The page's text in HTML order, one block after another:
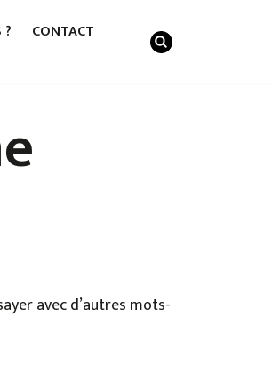
CONTACT
avec d’autres mots-